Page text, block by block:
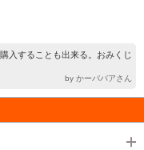
入することも出来る。おみくじ
by かーババアさん